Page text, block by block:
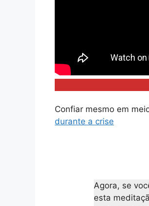
Confiar mesmo em
durante a crise
Agora, se
esta